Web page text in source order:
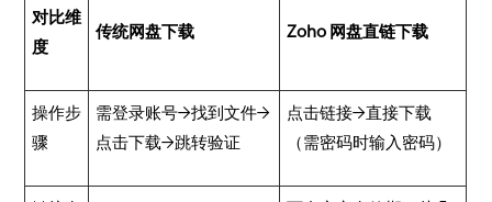
对比维
度
传统网盘下载 Zoho 网盘直链下载
操作步
骤
需登录账号→找到文件→
点击下载→跳转验证
点击链接→直接下载
（需密码时输入密码）